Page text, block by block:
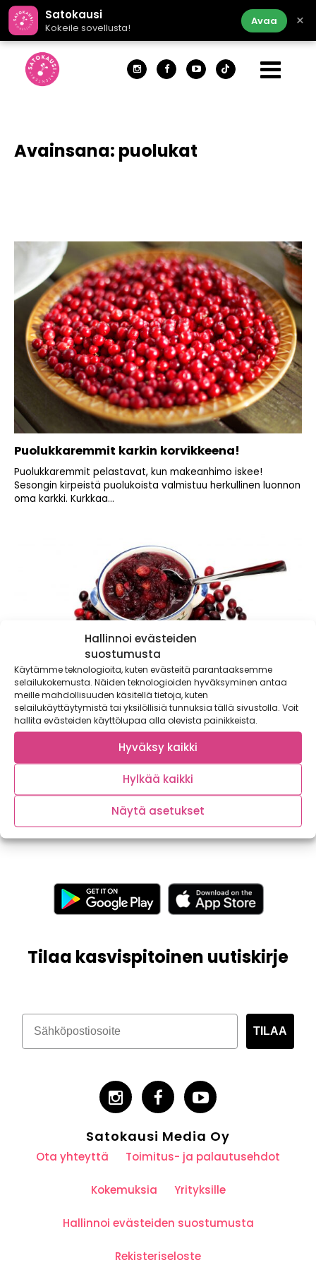
Hallinnoi evästeiden
suostumusta
Käytämme teknologioita, kuten evästeitä parantaaksemme
selailukokemusta. Näiden teknologioiden hyväksyminen antaa
meille mahdollisuuden käsitellä tietoja, kuten
selailukäyttäytymistä tai yksilöllisiä tunnuksia tällä sivustolla. Voit
hallita evästeiden käyttölupaa alla olevista painikkeista.
Hyväksy kaikki
Hylkää kaikki
Näytä asetukset
Satokausi
Kokeile sovellusta!
Avaa ×
Avainsana: puolukat
Puolukkaremmit karkin korvikkeena!
Puolukkaremmit pelastavat, kun makeanhimo iskee!
Sesongin kirpeistä puolukoista valmistuu herkullinen luonnon
oma karkki. Kurkkaa...
Parasta juuri nyt: Karpalo
Äänestimme viikon kasvikseksi karpalon. Karpalo on ollut
meidän ja esi-isiemme tärkeimpiä C-vitamiinin lähteitä,
mutta...
Tilaa kasvispitoinen uutiskirje
TILAA
Satokausi Media Oy
Ota yhteyttä Toimitus- ja palautusehdot
Kokemuksia Yrityksille
Hallinnoi evästeiden suostumusta
Rekisteriseloste